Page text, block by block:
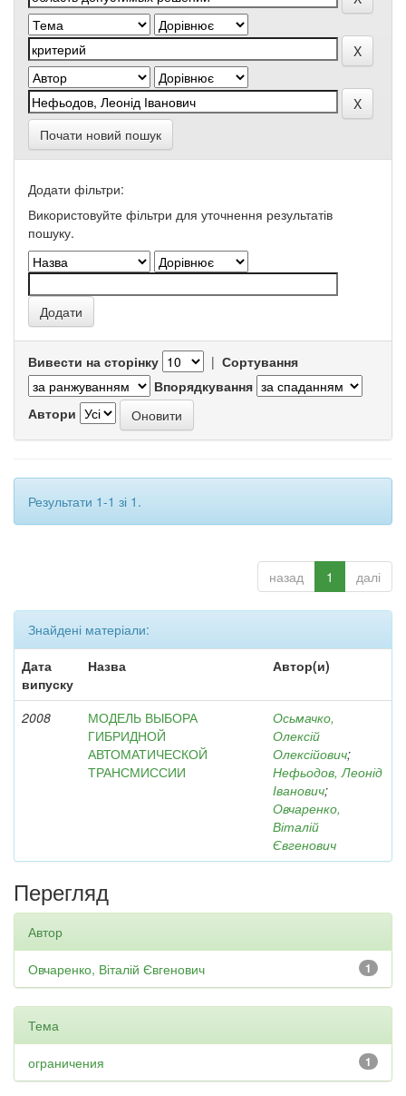
Почати новий пошук
Додати фільтри:
Використовуйте фільтри для уточнення результатів
пошуку.
Вивести на сторінку | Сортування
Впорядкування
Автори
Результати 1-1 зі 1.
назад 1 далі
Знайдені матеріали:
Дата
випуску
Назва Автор(и)
2008
МОДЕЛЬ ВЫБОРА
ГИБРИДНОЙ
АВТОМАТИЧЕСКОЙ
ТРАНСМИССИИ
Осьмачко,
Олексій
Олексійович;
Нефьодов, Леонід
Іванович;
Овчаренко,
Віталій
Євгенович
Перегляд
Автор
1
Овчаренко, Віталій Євгенович
Тема
1
ограничения